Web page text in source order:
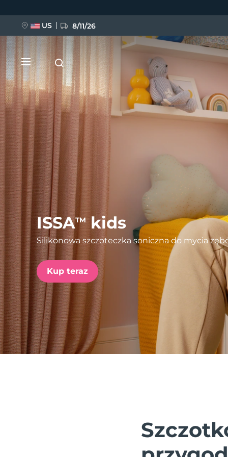
ISSATM kids
Silikonowa szczoteczka soniczna do mycia
Kup teraz
US 8/11/26
NOWOŚĆ
FAQ™ Pure Beauty-Tech Elixir
BREAKING NEWS
issa™ Teeth Whitening Set
FAQ™ Dual LED Panel
POPULARNY